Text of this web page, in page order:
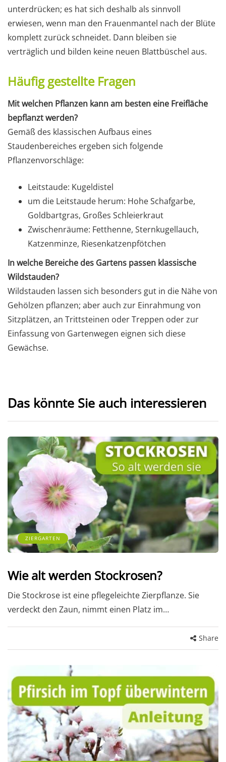
unterdrücken; es hat sich deshalb als sinnvoll
erwiesen, wenn man den Frauenmantel nach der Blüte
komplett zurück schneidet. Dann bleiben sie
verträglich und bilden keine neuen Blattbüschel aus.
Häufig gestellte Fragen
Mit welchen Pflanzen kann am besten eine Freifläche
bepflanzt werden?
Gemäß des klassischen Aufbaus eines
Staudenbereiches ergeben sich folgende
Pflanzenvorschläge:
Leitstaude: Kugeldistel
um die Leitstaude herum: Hohe Schafgarbe,
Goldbartgras, Großes Schleierkraut
Zwischenräume: Fetthenne, Sternkugellauch,
Katzenminze, Riesenkatzenpfötchen
In welche Bereiche des Gartens passen klassische
Wildstauden?
Wildstauden lassen sich besonders gut in die Nähe von
Gehölzen pflanzen; aber auch zur Einrahmung von
Sitzplätzen, an Trittsteinen oder Treppen oder zur
Einfassung von Gartenwegen eignen sich diese
Gewächse.
Das könnte Sie auch interessieren
ZIERGARTEN
Wie alt werden Stockrosen?
Die Stockrose ist eine pflegeleichte Zierpflanze. Sie
verdeckt den Zaun, nimmt einen Platz im…
Share